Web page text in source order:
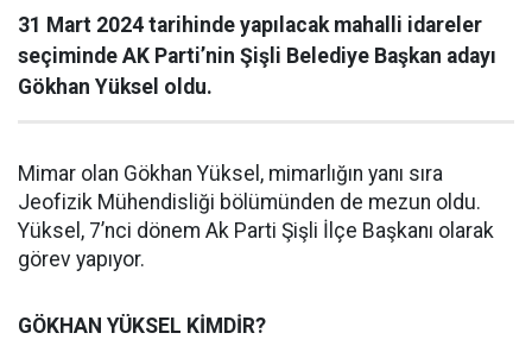
31 Mart 2024 tarihinde yapılacak mahalli idareler
seçiminde AK Parti’nin Şişli Belediye Başkan adayı
Gökhan Yüksel oldu.
Mimar olan Gökhan Yüksel, mimarlığın yanı sıra
Jeofizik Mühendisliği bölümünden de mezun oldu.
Yüksel, 7’nci dönem Ak Parti Şişli İlçe Başkanı olarak
görev yapıyor.
GÖKHAN YÜKSEL KİMDİR?